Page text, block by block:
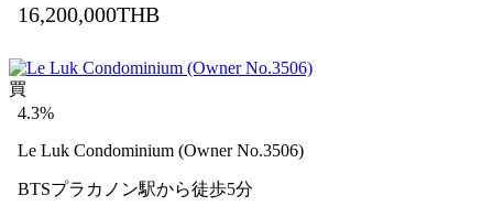
16,200,000THB
買
4.3%
Le Luk Condominium (Owner No.3506)
BTSプラカノン駅から徒歩5分